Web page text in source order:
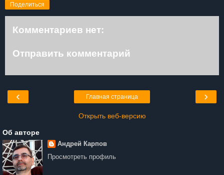
Поделиться
Комментариев нет:
Отправить комментарий
‹ ›
Главная страница
Открыть веб-версию
Об авторе
Андрей Карпов
Просмотреть профиль